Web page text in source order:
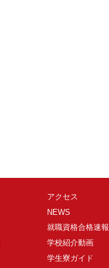
アクセス
NEWS
就職資格合格速報
学校紹介動画
学生寮ガイド